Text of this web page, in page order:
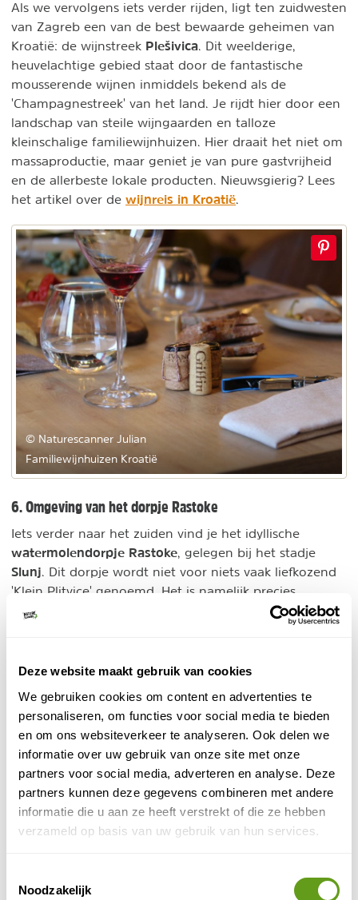
Deze website maakt gebruik van cookies
We gebruiken cookies om content en advertenties te
personaliseren, om functies voor social media te bieden
en om ons websiteverkeer te analyseren. Ook delen we
informatie over uw gebruik van onze site met onze
partners voor social media, adverteren en analyse. Deze
partners kunnen deze gegevens combineren met andere
informatie die u aan ze heeft verstrekt of die ze hebben
verzameld op basis van uw gebruik van hun services.
Noodzakelijk
Als we vervolgens iets verder rijden, ligt ten zuidwesten
van Zagreb een van de best bewaarde geheimen van
Kroatië: de wijnstreek Plešivica. Dit weelderige,
heuvelachtige gebied staat door de fantastische
mousserende wijnen inmiddels bekend als de
'Champagnestreek' van het land. Je rijdt hier door een
landschap van steile wijngaarden en talloze
kleinschalige familiewijnhuizen. Hier draait het niet om
massaproductie, maar geniet je van pure gastvrijheid
en de allerbeste lokale producten. Nieuwsgierig? Lees
het artikel over de wijnreis in Kroatië.
© Naturescanner Julian
Familiewijnhuizen Kroatië
6. Omgeving van het dorpje Rastoke
Iets verder naar het zuiden vind je het idyllische
watermolendorpje Rastoke, gelegen bij het stadje
Slunj. Dit dorpje wordt niet voor niets vaak liefkozend
'Klein Plitvice' genoemd. Het is namelijk precies
gebouwd op de plek waar de rivieren
Slunjčicaen
spectaculair samenkomen. Het resultaat is
watervallen kletteren hier letterlijk dwars door het dorp
Wat een bezoek aan Rastoke zo fascinerend maakt, is
de vindingrijkheid van de historische bewoners. Lang
voordat de moderne wasmachine werd uitgevonden,
gebruikten de creatieve bewoners hier al de 'košalo':
diepe houten manden met gaten die in de rivier
hingen, waarin het krachtige, kolkende water de was
volledig schoonspoelde. Dit bijzondere waternetwerk
stroomopwaarts bij de Witte en Zwarte rivier, die
samenkomen en de basis vormen voor de